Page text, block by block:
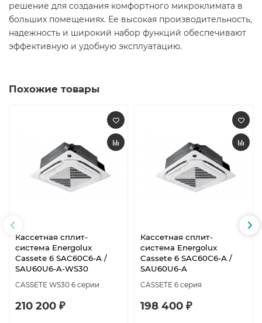
решение для создания комфортного микроклимата в
больших помещениях. Ее высокая производительность,
надежность и широкий набор функций обеспечивают
эффективную и удобную эксплуатацию.
Похожие товары
Кассетная сплит-
система Energolux
Cassete 6 SAC60C6-A /
SAU60U6-A-WS30
CASSETE WS30 6 серии
210 200 ₽
Кассетная сплит-
система Energolux
Cassete 6 SAС60С6-A /
SAU60U6-A
CASSETE 6 серия
198 400 ₽